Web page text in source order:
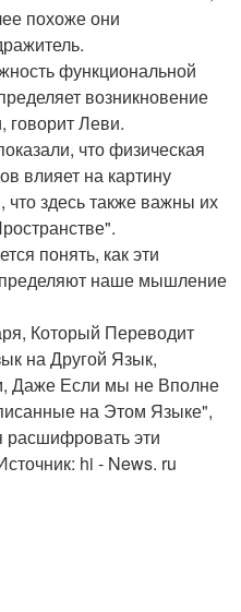
похоже они
функциональной
возникновение
говорит Леви.
что физическая
влияет на картину
что здесь также важны их
понять, как эти
наше мышление
Который Переводит
на Другой Язык,
Даже Если мы не Вполне
на Этом Языке",
эти
hi - News. ru